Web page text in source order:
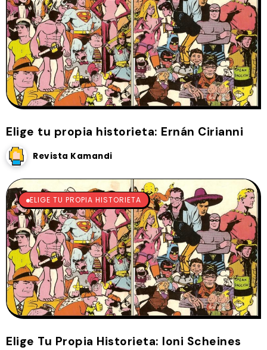
Elige tu propia historieta: Ernán Cirianni
Revista Kamandi
ELIGE TU PROPIA HISTORIETA
Elige Tu Propia Historieta: Ioni Scheines